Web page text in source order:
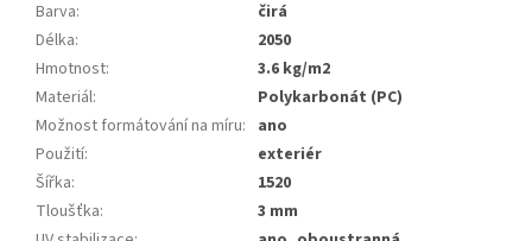
Barva:
čirá
Délka:
2050
Hmotnost:
3.6 kg/m2
Materiál:
Polykarbonát (PC)
Možnost formátování na míru: ano
Použití:
exteriér
Šířka:
1520
Tloušťka:
3 mm